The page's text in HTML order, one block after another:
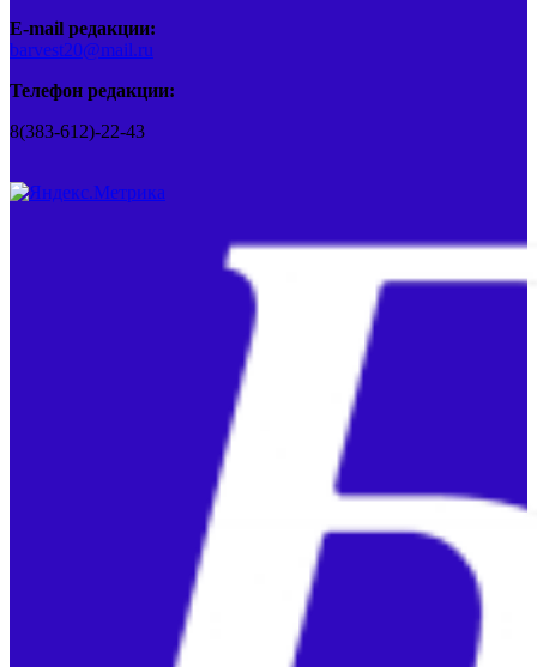
E-mail редакции:
barvest20@mail.ru
Телефон редакции:
8(383-612)-22-43